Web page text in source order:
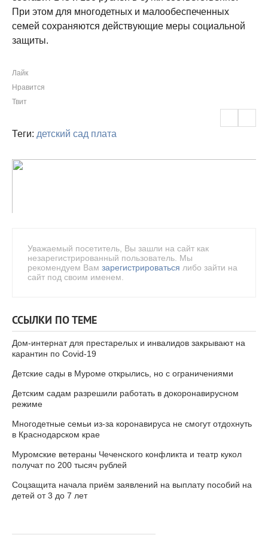
При этом для многодетных и малообеспеченных
семей сохраняются действующие меры социальной
защиты.
Лайк
Нравится
Твит
Теги: детский сад плата
Уважаемый посетитель, Вы зашли на сайт как
незарегистрированный пользователь. Мы
рекомендуем Вам зарегистрироваться либо зайти на
сайт под своим именем.
ССЫЛКИ ПО ТЕМЕ
Дом-интернат для престарелых и инвалидов закрывают на
карантин по Covid-19
Детские сады в Муроме открылись, но с ограничениями
Детским садам разрешили работать в докоронавирусном
режиме
Многодетные семьи из-за коронавируса не смогут отдохнуть
в Краснодарском крае
Муромские ветераны Чеченского конфликта и театр кукол
получат по 200 тысяч рублей
Соцзащита начала приём заявлений на выплату пособий на
детей от 3 до 7 лет